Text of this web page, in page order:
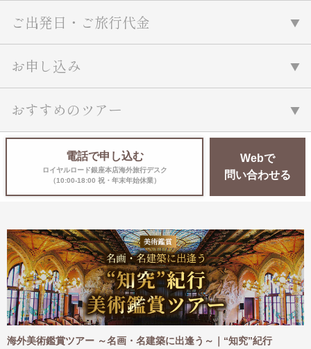
ご出発日・ご旅行代金
お申し込み
おすすめのツアー
電話で申し込む
ロイヤルロード銀座本店海外旅行デスク
（10:00-18:00 祝・年末年始休業）
Webで
問い合わせる
美術鑑賞ツアー ～名画・名建築に出逢う～｜“知究”紀行